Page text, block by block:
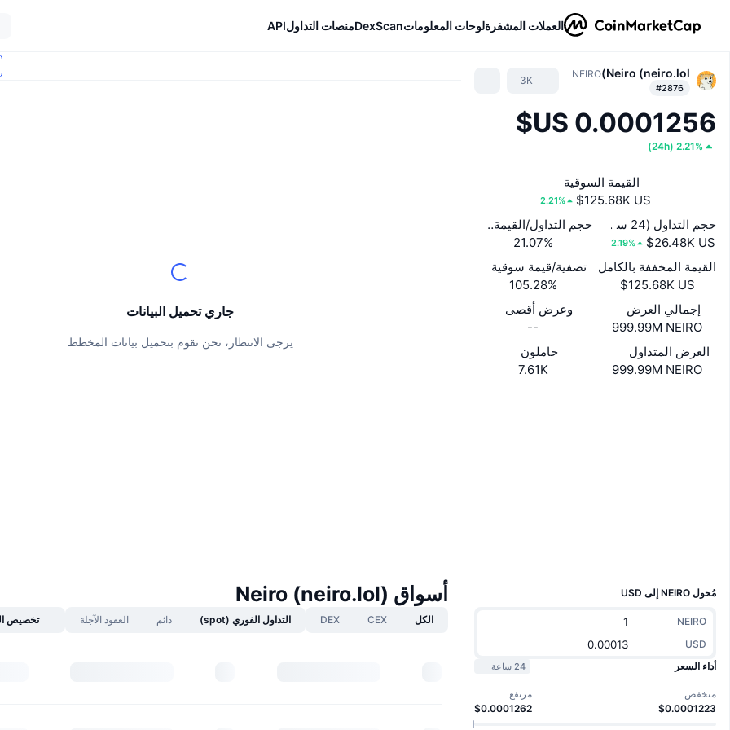
العملات المشفرةلوحات المعلوماتDexScanمنصات التداولAPI
Neiro (neiro.lol)
NEIRO
#2876
3K
2.21%
(
24h
)
القيمة السوقية
2.21%
حجم التداول (24 ساعة)
2.19%
حجم التداول/القيمة السوقية (24 ساعة)
21.07%
القيمة المخففة بالكامل
تصفية/قيمة سوقية
105.28%
إجمالي العرض
999.99M NEIRO
وعرض أقصى
--
العرض المتداول
999.99M NEIRO
حاملون
7.61K
مُحول NEIRO إلى USD
NEIRO
USD
أداء السعر
24 ساعة
منخفض
$0.0001223
مرتفع
$0.0001262
جاري تحميل البيانات
يرجى الانتظار، نحن نقوم بتحميل بيانات المخطط
أسواق Neiro (neiro.lol)
الكل CEX
DEX التداول الفوري (spot) دائم العقود الآجلة تخصيص